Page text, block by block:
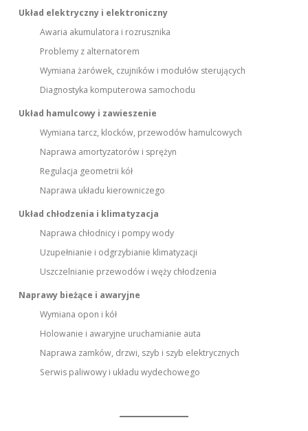
Układ elektryczny i elektroniczny
Awaria akumulatora i rozrusznika
Problemy z alternatorem
Wymiana żarówek, czujników i modułów sterujących
Diagnostyka komputerowa samochodu
Układ hamulcowy i zawieszenie
Wymiana tarcz, klocków, przewodów hamulcowych
Naprawa amortyzatorów i sprężyn
Regulacja geometrii kół
Naprawa układu kierowniczego
Układ chłodzenia i klimatyzacja
Naprawa chłodnicy i pompy wody
Uzupełnianie i odgrzybianie klimatyzacji
Uszczelnianie przewodów i węży chłodzenia
Naprawy bieżące i awaryjne
Wymiana opon i kół
Holowanie i awaryjne uruchamianie auta
Naprawa zamków, drzwi, szyb i szyb elektrycznych
Serwis paliwowy i układu wydechowego